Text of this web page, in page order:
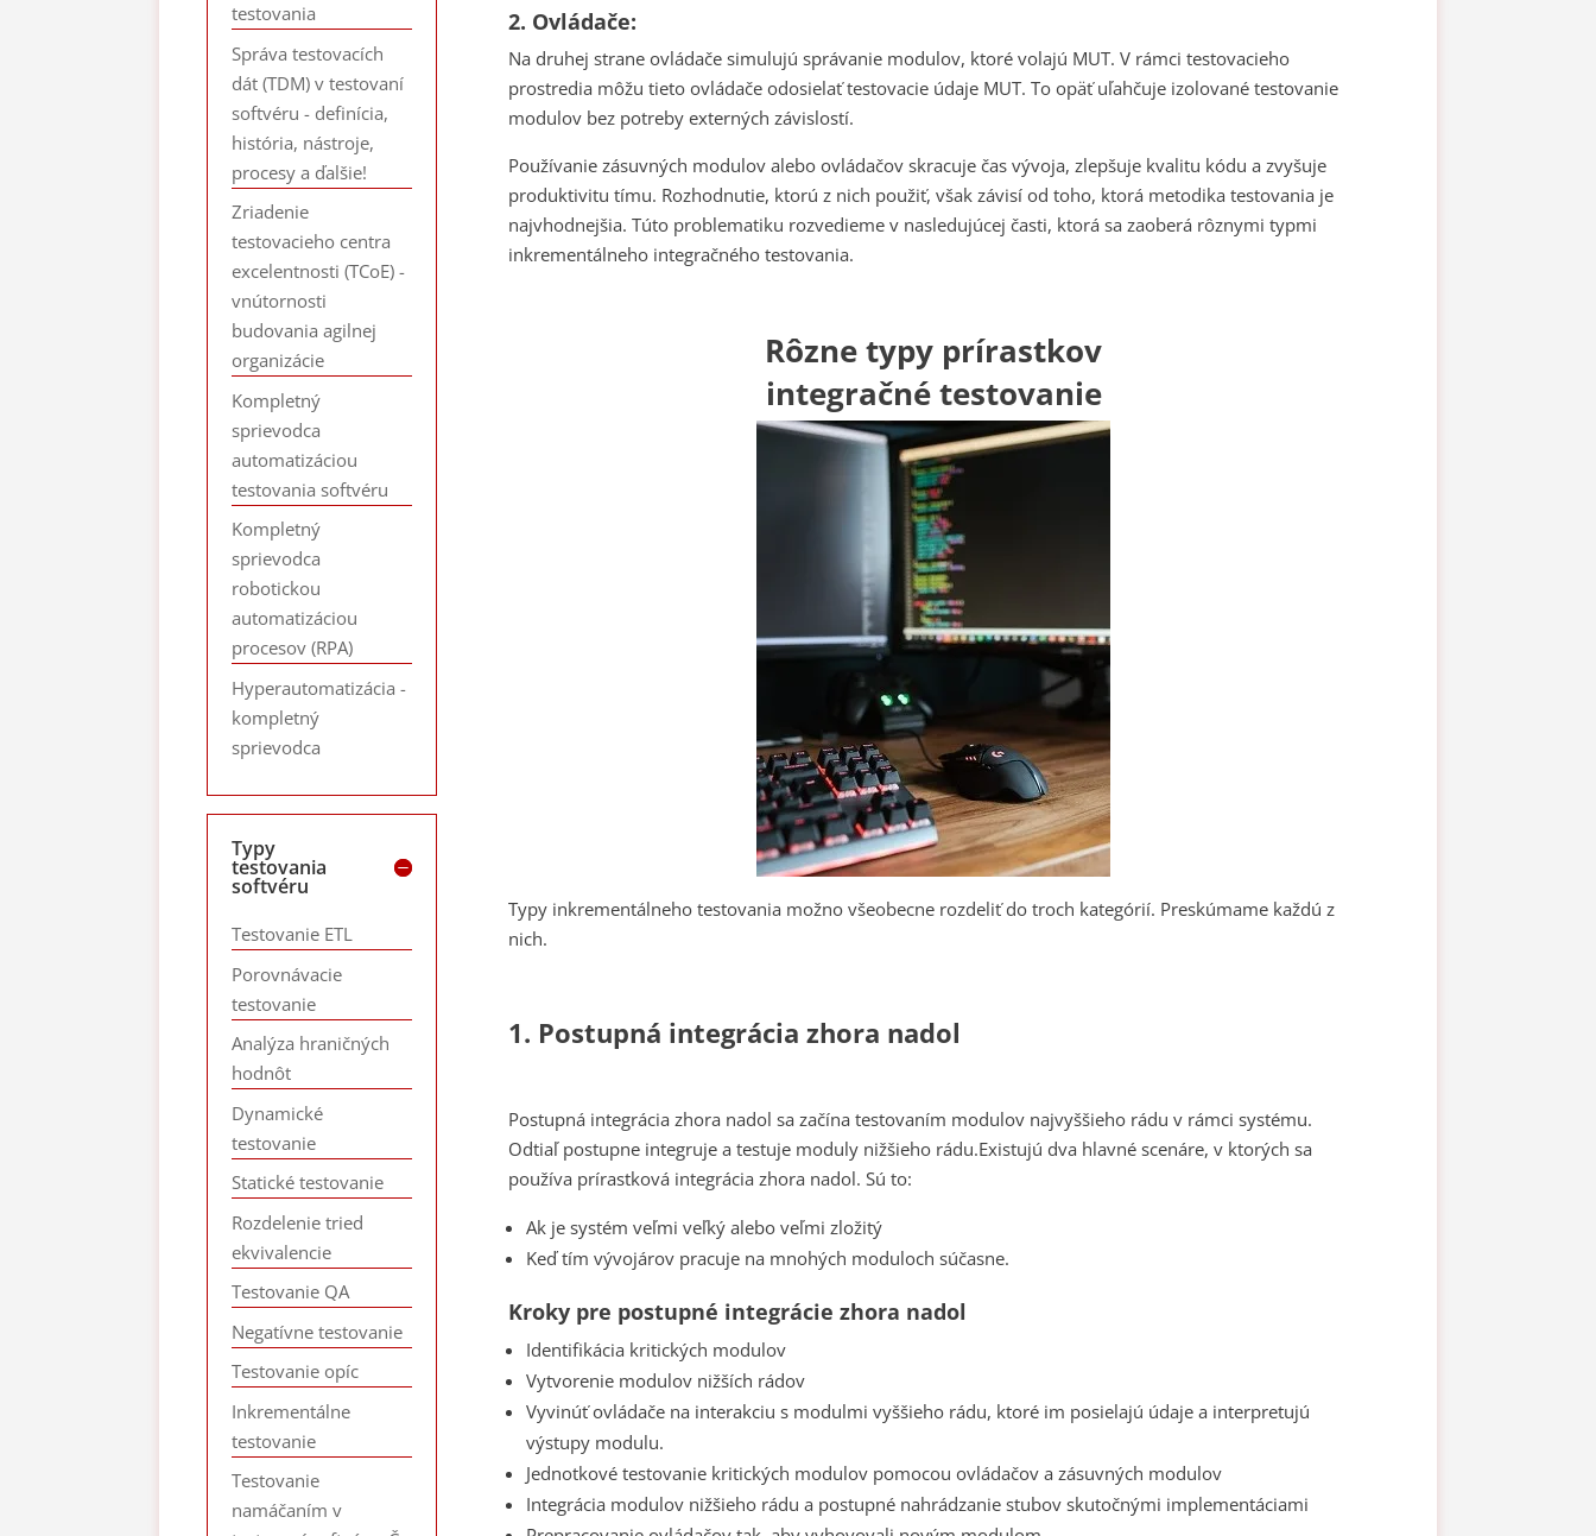
2. Ovládače:
Na druhej strane ovládače simulujú správanie modulov, ktoré volajú MUT. V rámci testovacieho
prostredia môžu tieto ovládače odosielať testovacie údaje MUT. To opäť uľahčuje izolované testovanie
modulov bez potreby externých závislostí.
Používanie zásuvných modulov alebo ovládačov skracuje čas vývoja, zlepšuje kvalitu kódu a zvyšuje
produktivitu tímu. Rozhodnutie, ktorú z nich použiť, však závisí od toho, ktorá metodika testovania je
najvhodnejšia. Túto problematiku rozvedieme v nasledujúcej časti, ktorá sa zaoberá rôznymi typmi
inkrementálneho integračného testovania.
Rôzne typy prírastkov
integračné testovanie
Typy inkrementálneho testovania možno všeobecne rozdeliť do troch kategórií. Preskúmame každú z
nich.
1. Postupná integrácia zhora nadol
Postupná integrácia zhora nadol sa začína testovaním modulov najvyššieho rádu v rámci systému.
Odtiaľ postupne integruje a testuje moduly nižšieho rádu.Existujú dva hlavné scenáre, v ktorých sa
používa prírastková integrácia zhora nadol. Sú to:
Ak je systém veľmi veľký alebo veľmi zložitý
Keď tím vývojárov pracuje na mnohých moduloch súčasne.
Kroky pre postupné integrácie zhora nadol
Identifikácia kritických modulov
Vytvorenie modulov nižších rádov
Vyvinúť ovládače na interakciu s modulmi vyššieho rádu, ktoré im posielajú údaje a interpretujú
výstupy modulu.
Jednotkové testovanie kritických modulov pomocou ovládačov a zásuvných modulov
Integrácia modulov nižšieho rádu a postupné nahrádzanie stubov skutočnými implementáciami
testovania
Správa testovacích
dát (TDM) v testovaní
softvéru - definícia,
história, nástroje,
procesy a ďalšie!
Zriadenie
testovacieho centra
excelentnosti (TCoE) -
vnútornosti
budovania agilnej
organizácie
Kompletný
sprievodca
automatizáciou
testovania softvéru
Kompletný
sprievodca
robotickou
automatizáciou
procesov (RPA)
Hyperautomatizácia -
kompletný
sprievodca
Typy
testovania
softvéru
Testovanie ETL
Porovnávacie
testovanie
Analýza hraničných
hodnôt
Dynamické
testovanie
Statické testovanie
Rozdelenie tried
ekvivalencie
Testovanie QA
Negatívne testovanie
Testovanie opíc
Inkrementálne
testovanie
Testovanie
namáčaním v